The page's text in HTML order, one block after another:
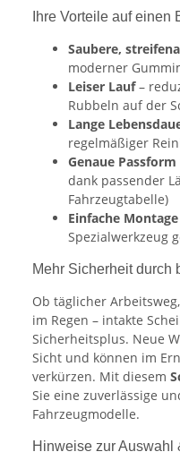
Ihre Vorteile auf einen
Saubere,
moderner
Leiser Lauf–
Rubbeln auf der
Lange
regelmäßiger
Genaue Passform
dank passender
Fahrzeugtabelle)
Einfache Montage
Spezialwerkzeug
Mehr Sicherheit durch
Ob täglicher
im Regen – intakte
Sicherheitsplus. Neue
Sicht und können im
verkürzen. Mit diesem
Sie eine zuverlässige
Fahrzeugmodelle.
Hinweise zur Auswahl